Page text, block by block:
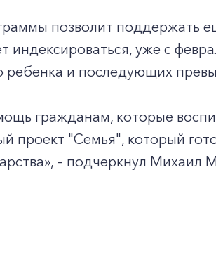
позволит поддержать
индексироваться, уже с
ребенка и последующих
гражданам, которые
проект "Семья", который
– подчеркнул Михаил